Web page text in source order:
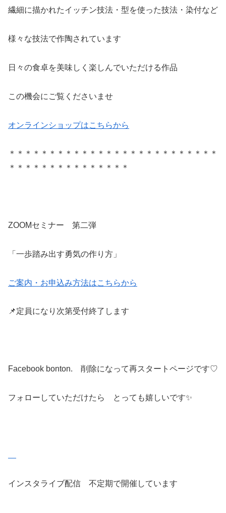
繊細に描かれたイッチン技法・型を使った技法・染付など
様々な技法で作陶されています
日々の食卓を美味しく楽しんでいただける作品
この機会にご覧くださいませ
オンラインショップはこちらから
＊＊＊＊＊＊＊＊＊＊＊＊＊＊＊＊＊＊＊＊＊＊＊＊＊＊
＊＊＊＊＊＊＊＊＊＊＊＊＊＊＊
ZOOMセミナー 第二弾
「一歩踏み出す勇気の作り方」
ご案内・お申込み方法はこちらから
📌定員になり次第受付終了します
Facebook bonton. 削除になって再スタートページです♡
フォローしていただけたら とっても嬉しいです✨
インスタライブ配信 不定期で開催しています